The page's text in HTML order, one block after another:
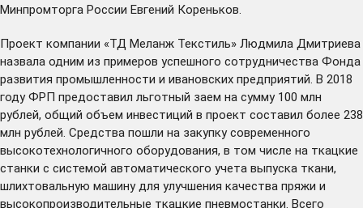
Минпромторга России Евгений Кореньков.
Проект компании «ТД Меланж Текстиль» Людмила Дмитриева
назвала одним из примеров успешного сотрудничества Фонда
развития промышленности и ивановских предприятий. В 2018
году ФРП предоставил льготный заем на сумму 100 млн
рублей, общий объем инвестиций в проект составил более 238
млн рублей. Средства пошли на закупку современного
высокотехнологичного оборудования, в том числе на ткацкие
станки с системой автоматического учета выпуска ткани,
шлихтовальную машину для улучшения качества пряжи и
высокопроизводительные ткацкие пневмостанки. Всего